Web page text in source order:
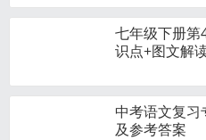
七年级下册第
识点+图文解
中考语文复习
及参考答案